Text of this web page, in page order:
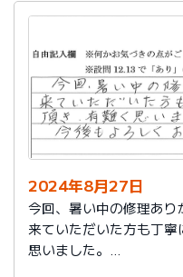
2024年8月27日
今回、暑い中の修理あり
来ていただいた方も丁寧
思いました。